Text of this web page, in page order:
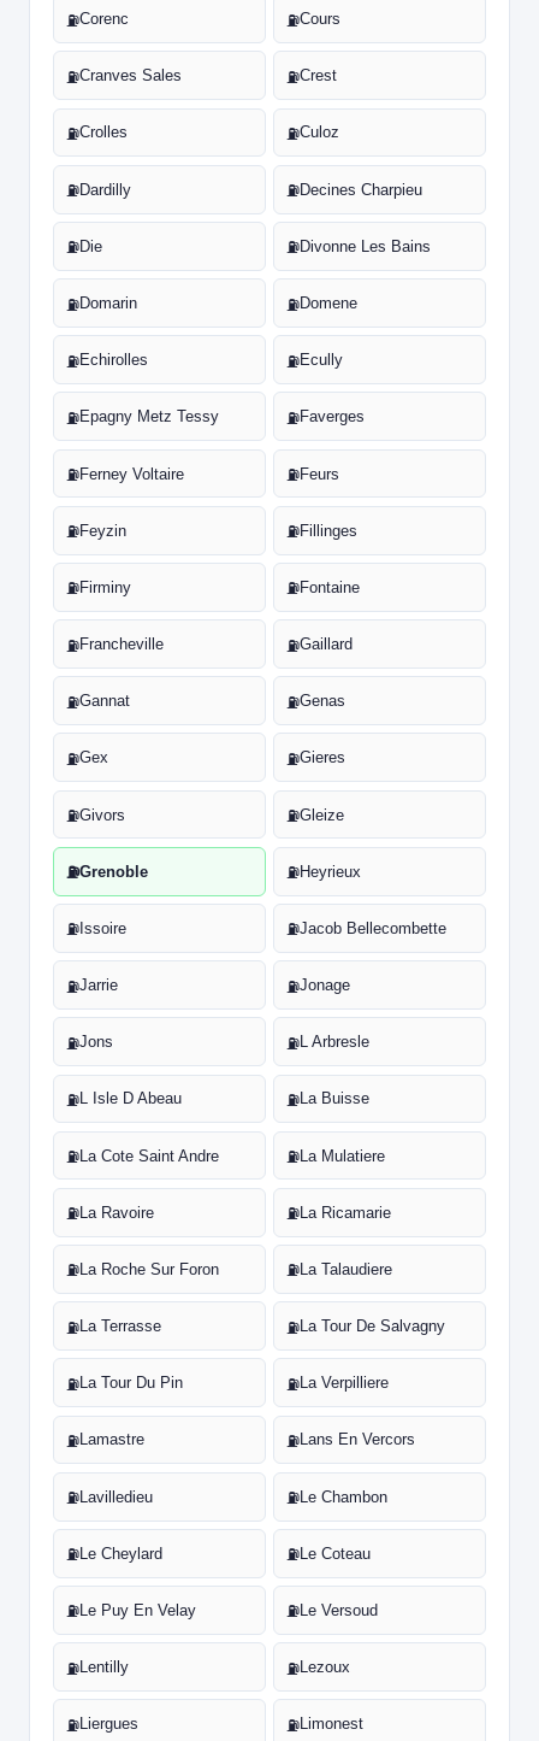
⛽Corenc ⛽Cours
⛽Cranves Sales ⛽Crest
⛽Crolles ⛽Culoz
⛽Dardilly ⛽Decines Charpieu
⛽Die ⛽Divonne Les Bains
⛽Domarin ⛽Domene
⛽Echirolles ⛽Ecully
⛽Epagny Metz Tessy ⛽Faverges
⛽Ferney Voltaire ⛽Feurs
⛽Feyzin ⛽Fillinges
⛽Firminy ⛽Fontaine
⛽Francheville ⛽Gaillard
⛽Gannat ⛽Genas
⛽Gex ⛽Gieres
⛽Givors ⛽Gleize
⛽Grenoble ⛽Heyrieux
⛽Issoire ⛽Jacob Bellecombette
⛽Jarrie ⛽Jonage
⛽Jons ⛽L Arbresle
⛽L Isle D Abeau ⛽La Buisse
⛽La Cote Saint Andre ⛽La Mulatiere
⛽La Ravoire ⛽La Ricamarie
⛽La Roche Sur Foron ⛽La Talaudiere
⛽La Terrasse ⛽La Tour De Salvagny
⛽La Tour Du Pin ⛽La Verpilliere
⛽Lamastre ⛽Lans En Vercors
⛽Lavilledieu ⛽Le Chambon
⛽Le Cheylard ⛽Le Coteau
⛽Le Puy En Velay ⛽Le Versoud
⛽Lentilly ⛽Lezoux
⛽Liergues ⛽Limonest